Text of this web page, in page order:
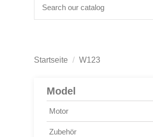
Startseite W123
Model
Motor
Zubehör